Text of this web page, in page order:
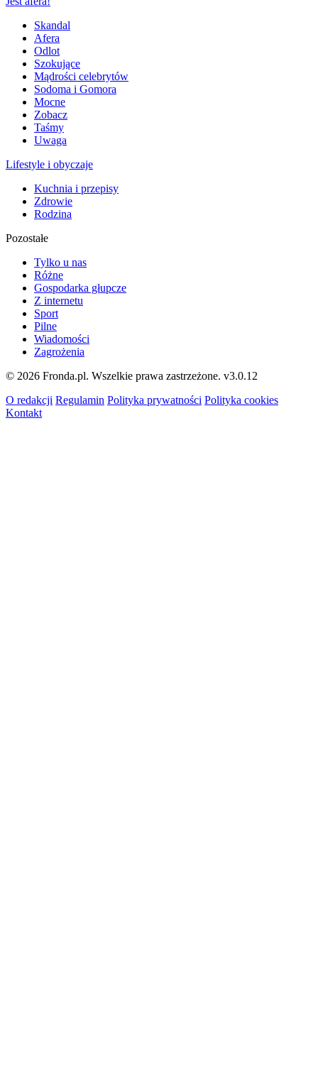
Skandal
Afera
Odlot
Szokujące
Mądrości celebrytów
Sodoma i Gomora
Mocne
Zobacz
Taśmy
Uwaga
Lifestyle i obyczaje
Kuchnia i przepisy
Zdrowie
Rodzina
Pozostałe
Tylko u nas
Różne
Gospodarka głupcze
Z internetu
Sport
Pilne
Wiadomości
Zagrożenia
© 2026 Fronda.pl. Wszelkie prawa zastrzeżone. v3.0.12
O redakcji Regulamin Polityka prywatności Polityka cookies
Kontakt